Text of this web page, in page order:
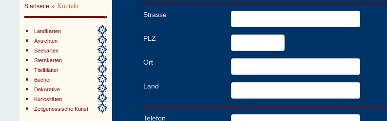
Startseite »Kontakt
Landkarten
Ansichten
Seekarten
Sternkarten
Titelblätter
Bücher
Dekorative
Kuriositäten
Zeitgenössische Kunst
Strasse
PLZ
Ort
Land
Telefon